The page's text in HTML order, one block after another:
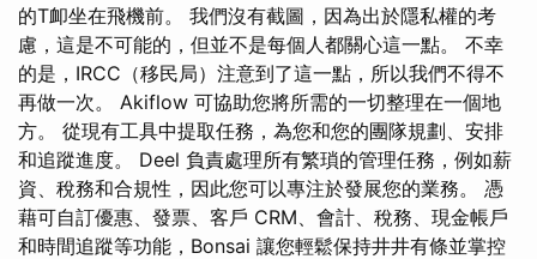
的T卹坐在飛機前。 我們沒有截圖，因為出於隱私權的考
慮，這是不可能的，但並不是每個人都關心這一點。 不幸
的是，IRCC（移民局）注意到了這一點，所以我們不得不
再做一次。 Akiflow 可協助您將所需的一切整理在一個地
方。 從現有工具中提取任務，為您和您的團隊規劃、安排
和追蹤進度。 Deel 負責處理所有繁瑣的管理任務，例如薪
資、稅務和合規性，因此您可以專注於發展您的業務。 憑
藉可自訂優惠、發票、客戶 CRM、會計、稅務、現金帳戶
和時間追蹤等功能，Bonsai 讓您輕鬆保持井井有條並掌控